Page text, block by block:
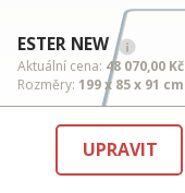
ESTER NEW
Aktuální cena: 48 070,00 Kč
Rozměry: 199 x 85 x 91 cm
UPRAVIT